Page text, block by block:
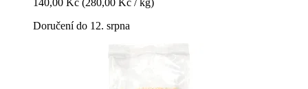
Doručení do 12. srpna